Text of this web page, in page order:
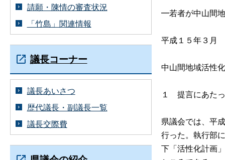
━若者が中山間
平成１５年３月
中山間地域活性
１ 提言にあた
県議会では、平
行った。執行部
下「活性化計画
請願・陳情の審査状況
「竹島」関連情報
議長コーナー
議長あいさつ
歴代議長・副議長一覧
議長交際費